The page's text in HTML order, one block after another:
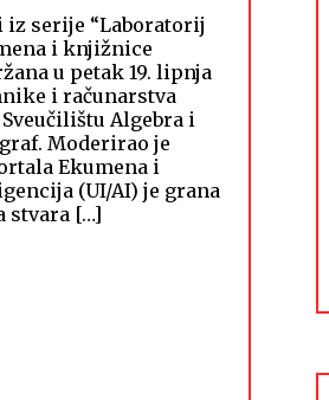
serije “Laboratorij
i knjižnice
u petak 19. lipnja
i računarstva
Algebra i
Moderirao je
Ekumena i
(UI/AI) je grana
stvara […]